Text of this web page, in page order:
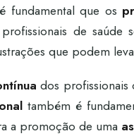
fundamental que os
de
que podem
dos profissionais
também é
a promoção de uma